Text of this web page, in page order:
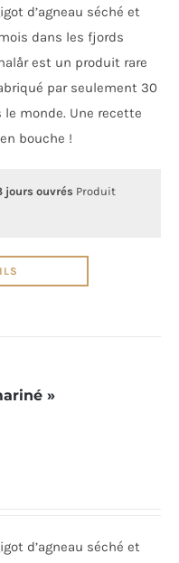
d’agneau séché et
dans les fjords
est un produit rare
par seulement 30
monde. Une recette
bouche !
jours ouvrés Produit
»
d’agneau séché et